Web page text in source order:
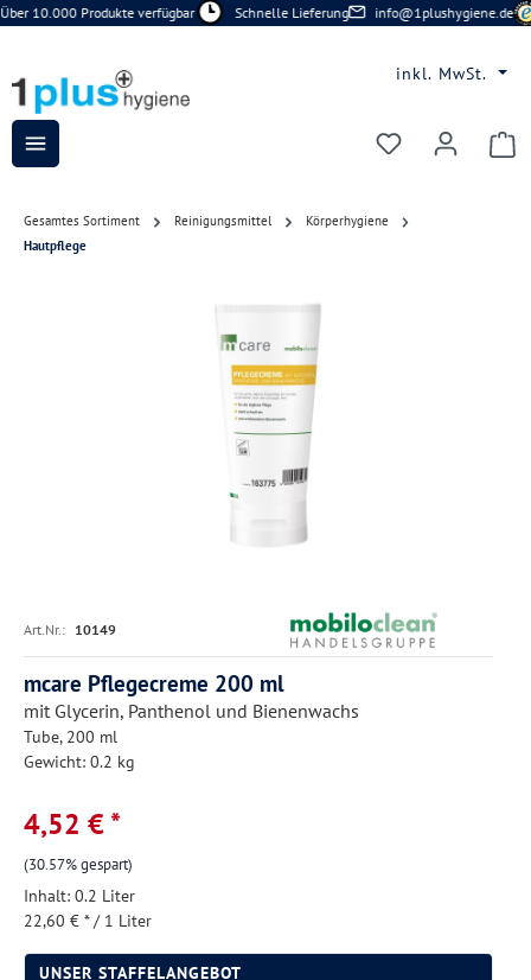
Zum Hauptinhalt springen
10.000 Produkte verfügbar Schnelle Lieferung info@1plushygiene.de
inkl. MwSt.
Du hast 0
Gesamtes Sortiment Reinigungsmittel
Körperhygiene
Hautpflege
Bildergalerie überspringen
Art.Nr.: 10149
mcare Pflegecreme 200 ml
mit Glycerin, Panthenol und Bienenwachs
Tube, 200 ml
Gewicht: 0.2 kg
4,52 € *
(30.57% gespart)
Inhalt: 0.2 Liter
22,60 € * / 1 Liter
UNSER STAFFELANGEBOT